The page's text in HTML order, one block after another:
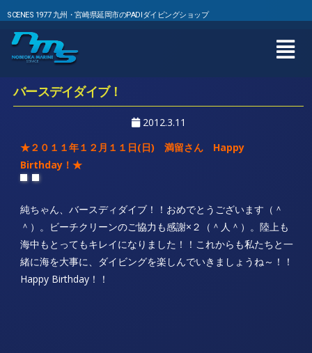
SCENES 1977 九州・宮崎県延岡市のPADIダイビングショップ
バースデイダイブ！
2012.3.11
★２０１１年１２月１１日(日) 満留さん Happy
Birthday！★
純ちゃん、バースディダイブ！！おめでとうございます（＾
＾）。ビーチクリーンのご協力も感謝×２（＾人＾）。陸上も
海中もとってもキレイになりました！！これからも私たちと一
緒に海を大事に、ダイビングを楽しんでいきましょうね～！！
Happy Birthday！！